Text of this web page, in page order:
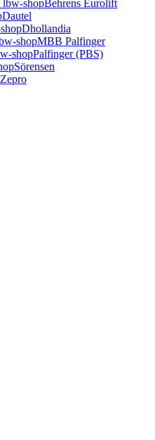
Behrens Eurolift
Dautel
Dhollandia
MBB Palfinger
Palfinger (PBS)
Sörensen
Zepro